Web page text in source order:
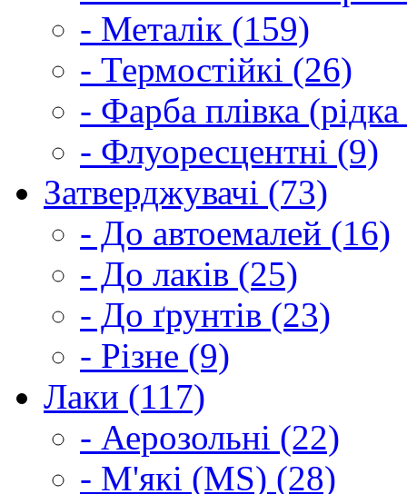
- Металік (159)
- Термостійкі (26)
- Фарба плівка
- Флуоресцентні (9)
Затверджувачі (73)
- До автоемалей (16)
- До лаків (25)
- До ґрунтів (23)
- Різне (9)
Лаки (117)
- Аерозольні (22)
- М'які (MS) (28)